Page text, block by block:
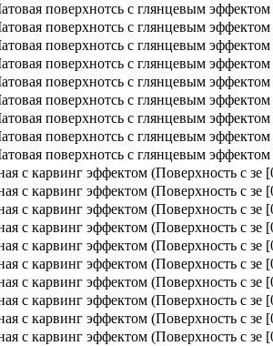
поверхнотсь с глянцевым эффектом
поверхнотсь с глянцевым эффектом
поверхнотсь с глянцевым эффектом
поверхнотсь с глянцевым эффектом
поверхнотсь с глянцевым эффектом
поверхнотсь с глянцевым эффектом
поверхнотсь с глянцевым эффектом
поверхнотсь с глянцевым эффектом
поверхнотсь с глянцевым эффектом
c карвинг эффектом (Поверхность с зе
c карвинг эффектом (Поверхность с зе
c карвинг эффектом (Поверхность с зе
c карвинг эффектом (Поверхность с зе
c карвинг эффектом (Поверхность с зе
c карвинг эффектом (Поверхность с зе
c карвинг эффектом (Поверхность с зе
c карвинг эффектом (Поверхность с зе
c карвинг эффектом (Поверхность с зе
c карвинг эффектом (Поверхность с зе